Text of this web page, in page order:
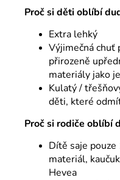
Proč si děti oblíbí
Extra lehký
Výjimečná chuť
přirozeně
materiály jako
Kulatý /
děti, které
Proč si rodiče oblíbí
Dítě saje
materiál,
Hevea